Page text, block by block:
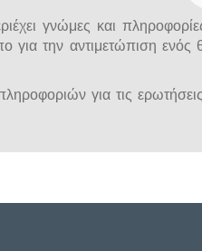
γνώμες και
για την αντιμετώπιση
για τις